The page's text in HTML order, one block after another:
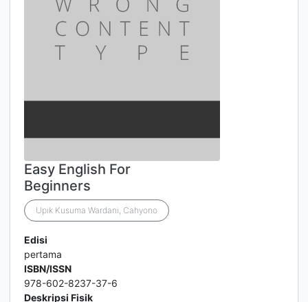
Easy English For
Beginners
Upik Kusuma Wardani, Cahyono
Edisi
pertama
ISBN/ISSN
978-602-8237-37-6
Deskripsi Fisik